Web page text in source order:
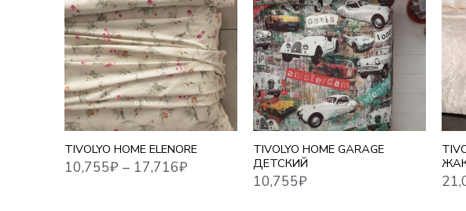
TIVOLYO HOME ELENORE
10,755₽–17,716₽
1,5 СПАЛЬНЫЙ
ЕВРО СТАНДАРТ
ЕВРО MAXI
СЕМЕЙНЫЙ
TIVOLYO HOME GARAGE
ДЕТСКИЙ
10,755₽